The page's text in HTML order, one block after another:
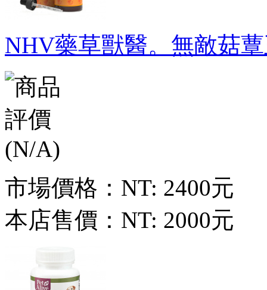
NHV藥草獸醫。無敵菇
市場價格： NT: 2400元
本店售價： NT: 2000元